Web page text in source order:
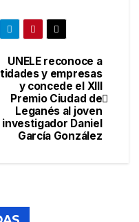
UNELE reconoce a
y empresas
y concede el XIII
Premio Ciudad de
Leganés al joven
investigador Daniel
García González